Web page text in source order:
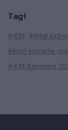
Tagi
#IEM #Intel
#intel extreme
#IEM Katowice